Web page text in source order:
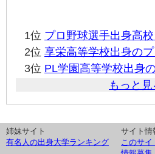
1位 プロ野球選手出身高
2位 享栄高等学校出身の
3位 PL学園高等学校出身
もっと見
姉妹サイト
有名人の出身大学ランキング
サイト情
このサイ